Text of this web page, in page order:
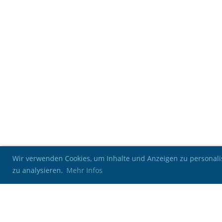
Wir verwenden Cookies, um Inhalte und Anzeigen zu
zu analysieren. Mehr Infos